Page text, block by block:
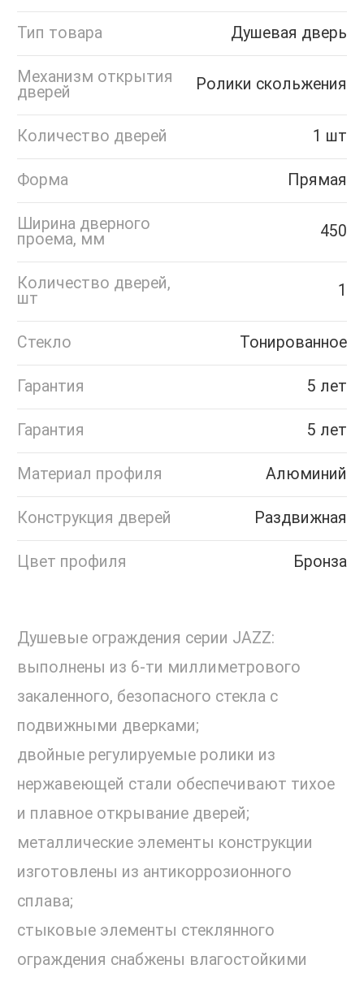
Тип товара Душевая дверь
Механизм открытия
дверей
Ролики скольжения
Количество дверей 1 шт
Форма Прямая
Ширина дверного
проема, мм
450
Количество дверей,
шт
1
Стекло Тонированное
Гарантия 5 лет
Гарантия 5 лет
Материал профиля Алюминий
Конструкция дверей Раздвижная
Цвет профиля Бронза
Душевые ограждения серии JAZZ:
выполнены из 6-ти миллиметрового
закаленного, безопасного стекла с
подвижными дверками;
двойные регулируемые ролики из
нержавеющей стали обеспечивают тихое
и плавное открывание дверей;
металлические элементы конструкции
изготовлены из антикоррозионного
сплава;
стыковые элементы стеклянного
ограждения снабжены влагостойкими